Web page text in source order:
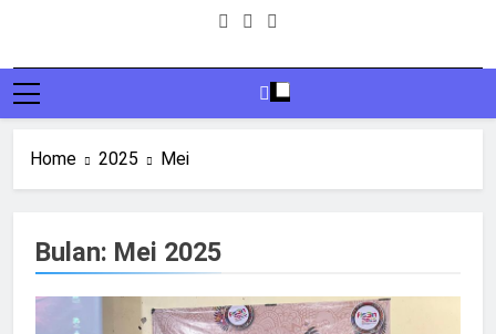
Home 2025 Mei
Bulan: Mei 2025